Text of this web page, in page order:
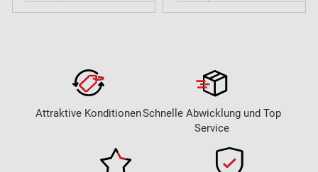
Attraktive KonditionenSchnelle Abwicklung und Top
Service